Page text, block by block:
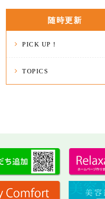
随時更新
PICK UP！
TOPICS